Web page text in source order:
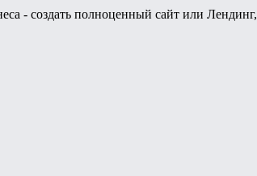
- создать полноценный сайт или Лендинг,